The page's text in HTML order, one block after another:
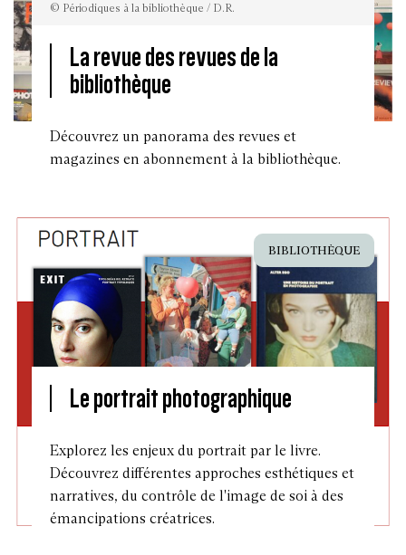
©
Périodiques
© Périodiques à la bibliothèque / D.R.
La revue des revues de la
bibliothèque
Découvrez un panorama des revues et
magazines en abonnement à la bibliothèque.
BIBLIOTHÈQUE
Le portrait photographique
Explorez les enjeux du portrait par le livre.
Découvrez différentes approches esthétiques et
narratives, du contrôle de l'image de soi à des
émancipations créatrices.